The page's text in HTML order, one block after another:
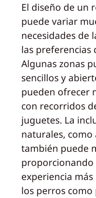
El diseño de un
puede variar
necesidades de
las preferencias
Algunas zonas
sencillos y
pueden ofrecer
con recorridos
juguetes. La
naturales, como
también puede
proporcionando
experiencia
los perros como